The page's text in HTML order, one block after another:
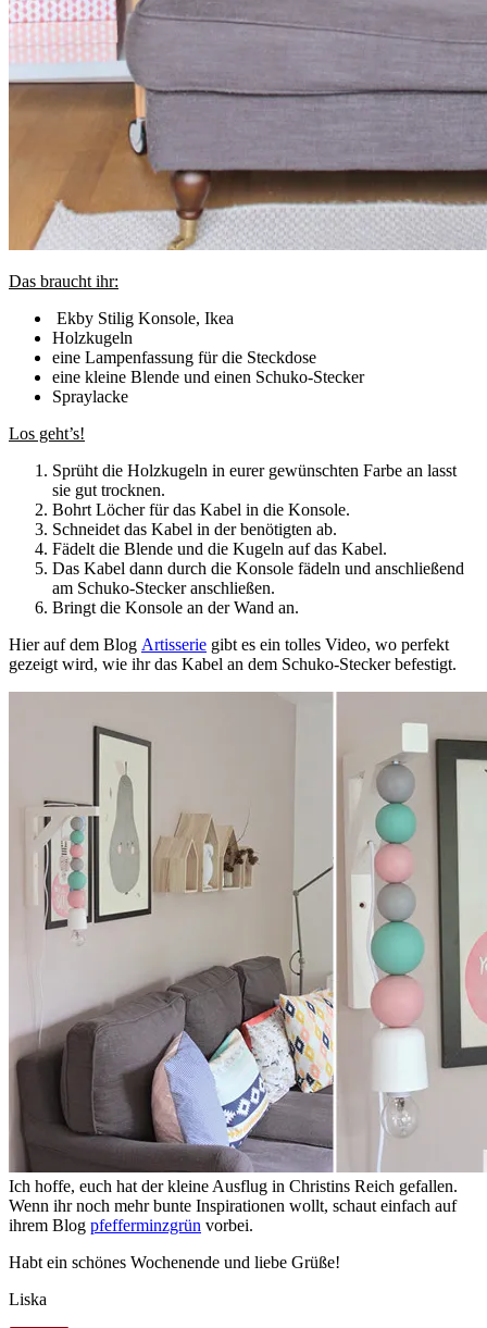
Das braucht ihr:
Ekby Stilig Konsole, Ikea
Holzkugeln
eine Lampenfassung für die Steckdose
eine kleine Blende und einen Schuko-Stecker
Spraylacke
Los geht’s!
Sprüht die Holzkugeln in eurer gewünschten Farbe an lasst
sie gut trocknen.
Bohrt Löcher für das Kabel in die Konsole.
Schneidet das Kabel in der benötigten ab.
Fädelt die Blende und die Kugeln auf das Kabel.
Das Kabel dann durch die Konsole fädeln und anschließend
am Schuko-Stecker anschließen.
Bringt die Konsole an der Wand an.
Hier auf dem Blog Artisserie gibt es ein tolles Video, wo perfekt
gezeigt wird, wie ihr das Kabel an dem Schuko-Stecker befestigt.
Ich hoffe, euch hat der kleine Ausflug in Christins Reich gefallen.
Wenn ihr noch mehr bunte Inspirationen wollt, schaut einfach auf
ihrem Blog pfefferminzgrün vorbei.
Habt ein schönes Wochenende und liebe Grüße!
Liska